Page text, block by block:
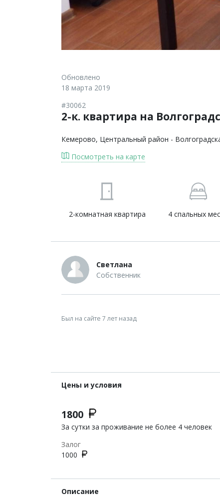
Обновлено
18 марта 2019
2-к. квартира на
#30062
Кемерово, Центральный район -
Посмотреть на карте
2-комнатная квартира 4 спальных
Светлана
Собственник
Был на сайте 7 лет назад
Цены и условия
1800
За сутки за проживание не более 4 человек
Залог
1000
Описание